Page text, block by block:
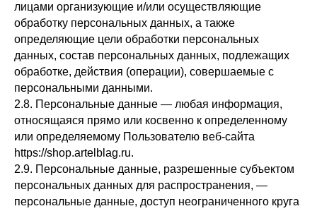
лицами организующие и/или осуществляющие
обработку персональных данных, а также
определяющие цели обработки персональных
данных, состав персональных данных, подлежащих
обработке, действия (операции), совершаемые с
персональными данными.
2.8. Персональные данные — любая информация,
относящаяся прямо или косвенно к определенному
или определяемому Пользователю веб-сайта
https://shop.artelblag.ru.
2.9. Персональные данные, разрешенные субъектом
персональных данных для распространения, —
персональные данные, доступ неограниченного круга